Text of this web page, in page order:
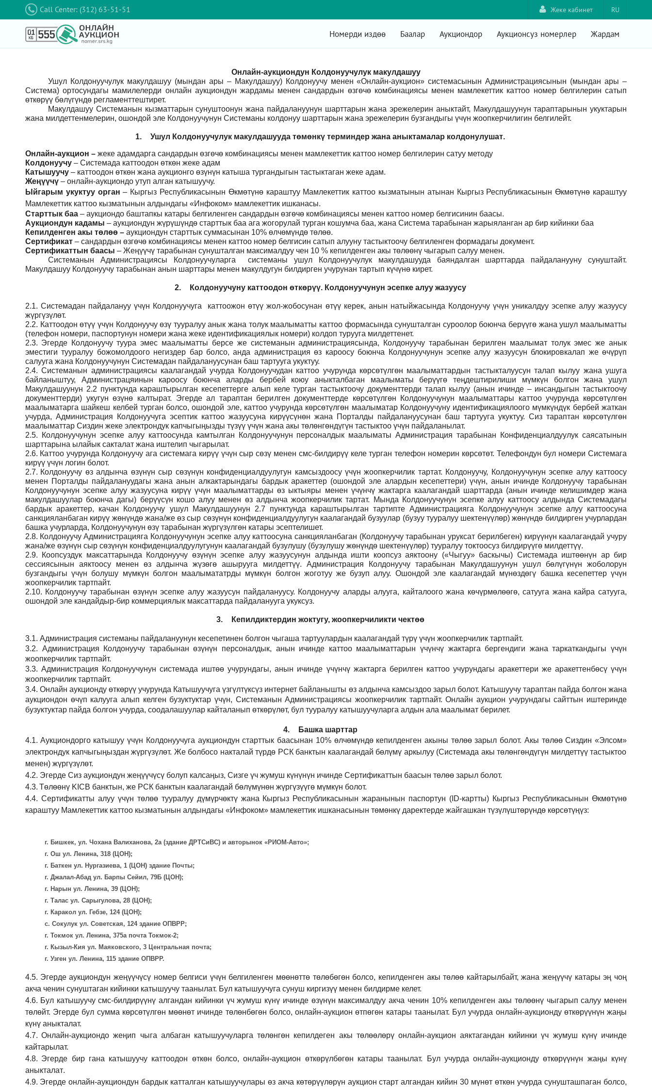
Call Center: (312) 63-51-51 RU
Жеке кабинет
Номерди издөө Баалар Аукциондор Аукционсуз номерлер Жардам
Онлайн-аукциондун Колдонуучулук макулдашуу
Ушул Колдонуучулук макулдашуу (мындан ары – Макулдашуу) Колдонуучу менен «Онлайн-аукцион» системасынын Администрациясынын (мындан ары –
Система) ортосундагы мамилелерди онлайн аукциондун жардамы менен сандардын өзгөчө комбинациясы менен мамлекеттик каттоо номер белгилерин сатып
өткөрүү бөлүгүндө регламенттештирет.
Макулдашуу Системанын кызматтарын сунуштоонун жана пайдалануунун шарттарын жана эрежелерин аныктайт, Макулдашуунун тараптарынын укуктарын
жана милдеттенмелерин, ошондой эле Колдонуучунун Системаны колдонуу шарттарын жана эрежелерин бузгандыгы үчүн жоопкерчилигин белгилейт.
1. Ушул Колдонуучулук макулдашууда төмөнкү терминдер жана аныктамалар колдонулушат.
Онлайн-аукцион – жеке адамдарга сандардын өзгөчө комбинациясы менен мамлекеттик каттоо номер белгилерин сатуу методу
Колдонуучу – Системада каттоодон өткөн жеке адам
Катышуучу – каттоодон өткөн жана аукционго өзүнүн катыша тургандыгын тастыктаган жеке адам.
Жеңүүчү – онлайн-аукциондо утуп алган катышуучу.
Ыйгарым укуктуу орган – Кыргыз Республикасынын Өкмөтүнө караштуу Мамлекеттик каттоо кызматынын атынан Кыргыз Республикасынын Өкмөтүнө караштуу
Мамлекеттик каттоо кызматынын алдындагы «Инфоком» мамлекеттик ишканасы.
Старттык баа – аукциондо баштапкы катары белгиленген сандардын өзгөчө комбинациясы менен каттоо номер белгисинин баасы.
Аукциондун кадамы – аукциондун жүрүшүндө старттык баа ага жогорулай турган кошумча баа, жана Система тарабынан жарыяланган ар бир кийинки баа
Кепилденген акы төлөө – аукциондун старттык суммасынан 10% өлчөмүндө төлөө.
Сертификат – сандардын өзгөчө комбинациясы менен каттоо номер белгисин сатып алууну тастыктоочу белгиленген формадагы документ.
Сертификаттын баасы – Жеңүүчү тарабынан сунушталган максималдуу чен 10 % кепилденген акы төлөөнү чыгарып салуу менен.
СистеманынАдминистрациясы Колдонуучуларга системаны ушул Колдонуучулук макулдашууда баяндалган шарттарда пайдаланууну сунуштайт.
Макулдашуу Колдонуучу тарабынан анын шарттары менен макулдугун билдирген учурунан тартып күчүнө кирет.
2. Колдонуучуну каттоодон өткөрүү. Колдонуучунун эсепке алуу жазуусу
2.1. Системадан пайдалануу үчүн Колдонуучуга каттоожон өтүү жол-жобосунан өтүү керек, анын натыйжасында Колдонуучу үчүн уникалдуу эсепке алуу жазуусу
жүргүзүлөт.
2.2. Каттоодон өтүү үчүн Колдонуучу өзү тууралуу анык жана толук маалыматты каттоо формасында сунушталган суроолор боюнча берүүгө жана ушул маалыматты
(телефон номери, паспортунун номери жана жеке идентификациялык номери) колдоп турууга милдеттенет.
2.3. Эгерде Колдонуучу туура эмес маалыматты берсе же системанын администрациясында, Колдонуучу тарабынан берилген маалымат толук эмес же анык
эместиги тууралуу божомолдоого негиздер бар болсо, анда администрация өз кароосу боюнча Колдонуучунун эсепке алуу жазуусун блокировкалап же өчүрүп
салууга жана Колдонуучунун Системадан пайдалануусунан баш тартууга укуктуу.
2.4.Системанын администрациясы каалагандай учурда Колдонуучудан каттоо учурунда көрсөтүлгөн маалыматтардын тастыкталуусун талап кылуу жана ушуга
байланыштуу, Администрацяинын кароосу боюнча аларды бербей коюу аныкталбаган маалыматы берүүгө теңдештирилиши мүмкүн болгон жана ушул
Макулдашуунун 2.2 пунктунда караштырылган кесепеттерге алып келе турган тастыктоочу документтерди талап кылуу (анын ичинде – инсандыгын тастыктоочу
документтерди) укугун өзүнө калтырат. Эгерде ал тараптан берилген документтерде көрсөтүлгөн Колдонуучунун маалыматтары каттоо учурунда көрсөтүлгөн
маалыматарга шайкеш келбей турган болсо, ошондой эле, каттоо учурунда көрсөтүлгөн маалыматар Колдонуучуну идентификациялоого мүмкүндүк бербей жаткан
учурда, Администрация Колдонуучуга эсептик каттоо жазуусуна кирүүсүнөн жана Порталды пайдалануусунан баш тартууга укуктуу. Сиз тараптан көрсөтүлгөн
маалыматтар Сиздин жеке электрондук капчыгыңызды түзүү үчүн жана акы төлөнгөндүгүн тастыктоо үчүн пайдаланылат.
2.5.
Колдонуучунун эсепке алуу каттоосунда камтылган Колдонуучунун персоналдык маалыматы Администрация тарабынан Конфиденциалдуулук саясатынын
шарттарына ылайык сакталат жана иштелип чыгарылат.
2.6. Каттоо учурунда Колдонуучу ага системага кирүү үчүн сыр сөзү менен смс-билдирүү келе турган телефон номерин көрсөтөт. Телефондун бул номери Системага
кирүү үчүн логин болот.
2.7. Колдонуучу өз алдынча өзүнүн сыр сөзүнүн конфиденциалдуулугун камсыздоосу үчүн жоопкерчилик тартат. Колдонуучу, Колдонуучунун эсепке алуу каттоосу
менен Порталды пайдалануудагы жана анын алкактарындагы бардык аракеттер (ошондой эле алардын кесепеттери) үчүн, анын ичинде Колдонуучу тарабынан
Колдонуучунун эсепке алуу жазуусуна кирүү үчүн маалыматтарды өз ыктыяры менен үчүнчү жактарга каалагандай шарттарда (анын ичинде келишимдер жана
макулдашуулар боюнча дагы) берүүсүн кошо алуу менен өз алдынча жоопкерчилик тартат. Мында Колдонуучунун эсепке алуу каттоосу алдында Системадагы
бардык аракеттер, качан Колдонуучу ушул Макулдашуунун 2.7 пунктунда караштырылган тартипте Администрацияга Колдонуучунун эсепке алуу каттоосуна
санкцияланбаган кирүү жөнүндө жана/же өз сыр сөзүнүн конфиденциалдуулугун каалагандай бузуулар (бузуу тууралуу шектенүүлөр) жөнүндө билдирген учурлардан
башка учурларда, Колдонуучунун өзү тарабынан жүргүзүлгөн катары эсептелишет.
2.8. Колдонуучу Администрацияга Колдонуучунун эсепке алуу каттоосуна санкцияланбаган (Колдонуучу тарабынан уруксат берилбеген) кирүүнүн каалагандай учуру
жана/же өзүнүн сыр сөзүнүн конфиденциалдуулугунун каалагандай бузулушу (бузулушу жөнүндө шектенүүлөр) тууралуу токтоосуз билдирүүгө милдеттүү.
2.9. Коопсуздук максаттарында Колдонуучу өзүнүн эсепке алуу жазуусунун алдында ишти коопсуз аяктоону («Чыгуу» баскычы) Системада иштөөнүн ар бир
сессиясынын аяктоосу менен өз алдынча жүзөгө ашырууга милдеттүү. Администрация Колдонуучу тарабынан Макулдашуунун ушул бөлүгүнүн жоболорун
бузгандыгы үчүн болушу мүмкүн болгон маалымататрды мүмкүн болгон жоготуу же бузуп алуу. Ошондой эле каалагандай мүнөздөгү башка кесепеттер үчүн
жоопкерчилик тартпайт.
2.10. Колдонуучу тарабынан өзүнүн эсепке алуу жазуусун пайдалануусу. Колдонуучу аларды алууга, кайталоого жана көчүрмөлөөгө, сатууга жана кайра сатууга,
ошондой эле кандайдыр-бир коммерциялык максаттарда пайдаланууга укуксуз.
3. Кепилдиктердин жоктугу, жоопкерчиликти чектөө
3.1. Администрация системаны пайдалануунун кесепетинен болгон чыгаша тартуулардын каалагандай түрү үчүн жоопкерчилик тартпайт.
3.2. Администрация
Колдонуучу тарабынан өзүнүн персоналдык, анын ичинде каттоо маалыматтарын үчүнчү жактарга бергендиги жана таркаткандыгы үчүн
жоопкерчилик тартпайт.
3.3.Администрация Колдонуучунун системада иштөө учурундагы, анын ичинде үчүнчү жактарга берилген каттоо учурундагы аракеттери же аракеттенбөсү үчүн
жоопкерчилик тартпайт.
3.4.Онлайн аукционду өткөрүү учурунда Катышуучуга үзгүлтүксүз интернет байланышты өз алдынча камсыздоо зарылболот. Катышуучу тараптан пайда болгон жана
аукциондон өчүп калууга алып келген бузуктуктар үчүн, Системанын Администрациясы жоопкерчилик тартпайт. Онлайн аукцион учурундагы сайттын иштеринде
бузуктуктар пайда болгон учурда, соодалашуулар кайталанып өткөрүлөт, бул тууралуу катышуучуларга алдын ала маалымат берилет.
4.
Башка шарттар
4.1. Аукциондорго катышуу үчүн Колдонуучуга аукциондун старттык баасынан 10% өлчөмүндө кепилденген акыны төлөө зарыл болот. Акы төлөө Сиздин«Элсом»
электрондук капчыгыңыздан жүргүзүлөт. Же болбосо накталай түрдө РСК банктын каалагандай бөлүмү аркылуу (Системада акы төлөнгөндүгүн милдеттүү тастыктоо
менен) жүргүзүлөт.
4.2. Эгерде Сиз аукциондун жеңүүчүсү болуп калсаңыз, Сизге үч жумуш күнүнүн ичинде Сертификаттын баасын төлөө зарыл болот.
4.3. Төлөөнү KICB банктын, же РСК банктын каалагандай бөлүмүнөн жүргүзүүгө мүмкүн болот.
4.4. Сертификатты алуу үчүн төлөө тууралуу дүмүрчөктү жана Кыргыз Республикасынын жаранынын паспортун (ID-картты) Кыргыз Республикасынын Өкмөтүнө
караштуу Мамлекеттик каттоо кызматынын алдындагы «Инфоком» мамлекеттик ишканасынын төмөнкү даректерде жайгашкан түзүлүштөрүндө көрсөтүңүз:
г. Бишкек, ул. Чохана Валиханова, 2а (здание ДРТСиВС) и авторынок «РИОМ-Авто»;
г. Ош ул. Ленина, 318 (ЦОН);
г. Баткен ул. Нургазиева, 1 (ЦОН) здание Почты;
г. Джалал-Абад ул. Барпы Сейил, 79Б (ЦОН);
г. Нарын ул. Ленина, 39 (ЦОН);
г. Талас ул. Сарыгулова, 28 (ЦОН);
г. Каракол ул. Гебзе, 124 (ЦОН);
с. Сокулук ул. Советская, 124 здание ОПВРР;
г. Токмок ул. Ленина, 375а почта Токмок-2;
г. Кызыл-Кия ул. Маяковского, 3 Центральная почта;
г. Узген ул. Ленина, 115 здание ОПВРР.
4.5. Эгерде аукциондун жеңүүчүсү номер белгиси үчүн белгиленген мөөнөттө төлөбөгөн болсо, кепилденген акы төлөө кайтарылбайт, жана жеңүүчү катары эң чоң
акча ченин сунуштаган кийинки катышуучу таанылат. Бул катышуучуга сунуш киргизүү менен билдирме келет.
4.6. Бул катышуучу смс-билдирүүнү алгандан кийинки үч жумуш күнү ичинде өзүнүн максималдуу акча ченин 10% кепилденген акы төлөөнү чыгарып салуу менен
төлөйт. Эгерде бул сумма көрсөтүлгөн мөөнөт ичинде төлөнбөгөн болсо, онлайн-аукцион өтпөгөн катары таанылат. Бул учурда онлайн-аукционду өткөрүүнүн жаңы
күнү аныкталат.
4.7. Онлайн-аукциондо жеңип чыга албаган катышуучуларга төлөнгөн кепилдеген акы төлөөлөрү онлайн-аукцион аяктагандан кийинки үч жумуш күнү ичинде
кайтарылат.
4.8. Эгерде бир гана катышуучу каттоодон өткөн болсо, онлайн-аукцион өткөрүлбөгөн катары таанылат.
Бул учурда онлайн-аукционду өткөрүүнүн жаңы күнү
аныкталат.
4.9. Эгерде онлайн-аукциондун бардык катталган катышуучулары өз акча көтөрүүлөрүн аукцион старт алгандан кийин 30 мүнөт өткөн учурда сунушташпаган болсо,